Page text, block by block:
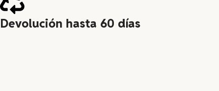
Devolución hasta 60 días